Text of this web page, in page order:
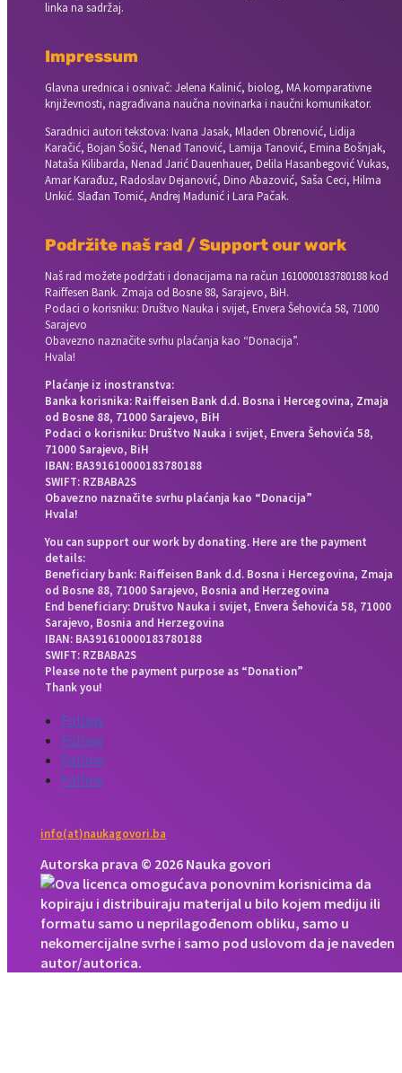
linka na sadržaj.
Impressum
Glavna urednica i osnivač: Jelena Kalinić, biolog, MA komparativne
književnosti, nagrađivana naučna novinarka i naučni komunikator.
Saradnici autori tekstova: Ivana Jasak, Mladen Obrenović, Lidija
Karačić, Bojan Šošić, Nenad Tanović, Lamija Tanović, Emina Bošnjak,
Nataša Kilibarda, Nenad Jarić Dauenhauer, Delila Hasanbegović Vukas,
Amar Karađuz, Radoslav Dejanović, Dino Abazović, Saša Ceci, Hilma
Unkić. Slađan Tomić, Andrej Madunić i Lara Pačak.
Podržite naš rad / Support our work
Naš rad možete podržati i donacijama na račun 1610000183780188 kod
Raiffesen Bank. Zmaja od Bosne 88, Sarajevo, BiH.
Podaci o korisniku: Društvo Nauka i svijet, Envera Šehovića 58, 71000
Sarajevo
Obavezno naznačite svrhu plaćanja kao “Donacija”.
Hvala!
Plaćanje iz inostranstva:
Banka korisnika: Raiffeisen Bank d.d. Bosna i Hercegovina, Zmaja
od Bosne 88, 71000 Sarajevo, BiH
Podaci o korisniku: Društvo Nauka i svijet, Envera Šehovića 58,
71000 Sarajevo, BiH
IBAN: BA391610000183780188
SWIFT: RZBABA2S
Obavezno naznačite svrhu plaćanja kao “Donacija”
Hvala!
You can support our work by donating. Here are the payment
details:
Beneficiary bank: Raiffeisen Bank d.d. Bosna i Hercegovina, Zmaja
od Bosne 88, 71000 Sarajevo, Bosnia and Herzegovina
End beneficiary: Društvo Nauka i svijet, Envera Šehovića 58, 71000
Sarajevo, Bosnia and Herzegovina
IBAN: BA391610000183780188
SWIFT: RZBABA2S
Please note the payment purpose as “Donation”
Thank you!
Follow
Follow
Follow
Follow
info(at)naukagovori.ba
Autorska prava © 2026 Nauka govori